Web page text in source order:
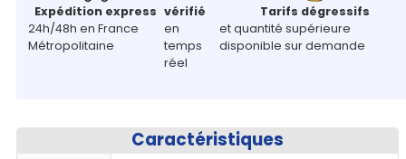
Expédition express
24h/48h en France
Métropolitaine
vérifié
en
temps
réel
Tarifs dégressifs
et quantité supérieure
disponible sur demande
Caractéristiques